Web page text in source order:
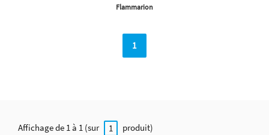
Flammarion
1
Affichage de 1 à 1 (sur 1 produit)